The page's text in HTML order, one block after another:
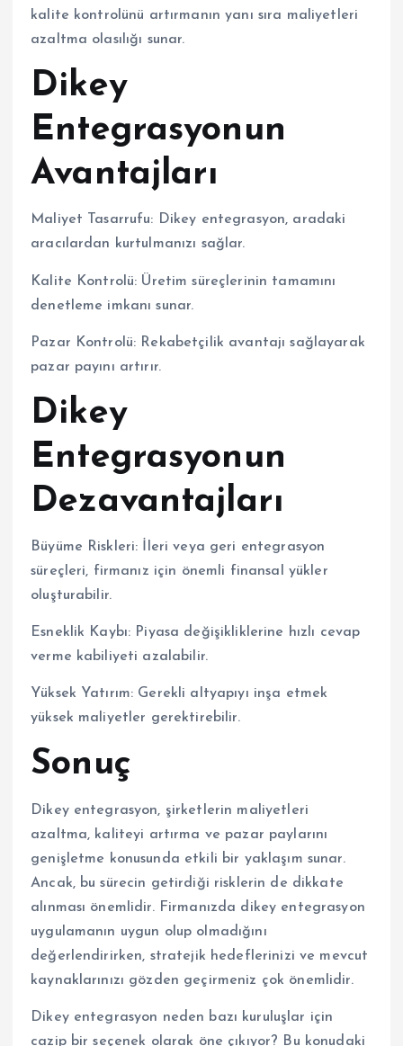
kalite kontrolünü artırmanın yanı sıra maliyetleri
azaltma olasılığı sunar.
Dikey
Entegrasyonun
Avantajları
Maliyet Tasarrufu: Dikey entegrasyon, aradaki
aracılardan kurtulmanızı sağlar.
Kalite Kontrolü: Üretim süreçlerinin tamamını
denetleme imkanı sunar.
Pazar Kontrolü: Rekabetçilik avantajı sağlayarak
pazar payını artırır.
Dikey
Entegrasyonun
Dezavantajları
Büyüme Riskleri: İleri veya geri entegrasyon
süreçleri, firmanız için önemli finansal yükler
oluşturabilir.
Esneklik Kaybı: Piyasa değişikliklerine hızlı cevap
verme kabiliyeti azalabilir.
Yüksek Yatırım: Gerekli altyapıyı inşa etmek
yüksek maliyetler gerektirebilir.
Sonuç
Dikey entegrasyon, şirketlerin maliyetleri
azaltma, kaliteyi artırma ve pazar paylarını
genişletme konusunda etkili bir yaklaşım sunar.
Ancak, bu sürecin getirdiği risklerin de dikkate
alınması önemlidir. Firmanızda dikey entegrasyon
uygulamanın uygun olup olmadığını
değerlendirirken, stratejik hedeflerinizi ve mevcut
kaynaklarınızı gözden geçirmeniz çok önemlidir.
Dikey entegrasyon neden bazı kuruluşlar için
cazip bir seçenek olarak öne çıkıyor? Bu konudaki